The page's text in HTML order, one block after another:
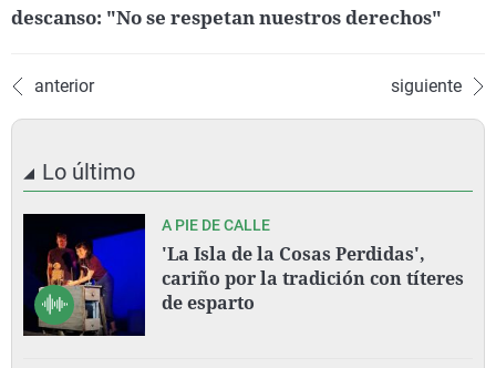
descanso: "No se respetan nuestros derechos"
anterior siguiente
Lo último
A PIE DE CALLE
'La Isla de la Cosas Perdidas',
cariño por la tradición con títeres
de esparto